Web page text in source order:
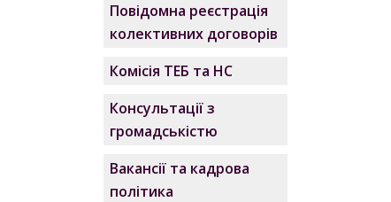
Повідомна реєстрація
колективних договорів
Комісія ТЕБ та НС
Консультації з
громадськістю
Вакансії та кадрова
політика